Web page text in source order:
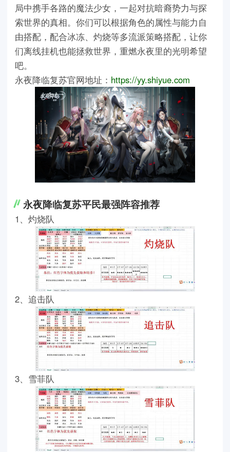
局中携手各路的魔法少女，一起对抗暗裔势力与探
索世界的真相。你们可以根据角色的属性与能力自
由搭配，配合冰冻、灼烧等多流派策略搭配，让你
们离线挂机也能拯救世界，重燃永夜里的光明希望
吧。
永夜降临复苏官网地址： https://yy.shiyue.com
永夜降临复苏平民最强阵容推荐
1、灼烧队
2、追击队
3、雪菲队